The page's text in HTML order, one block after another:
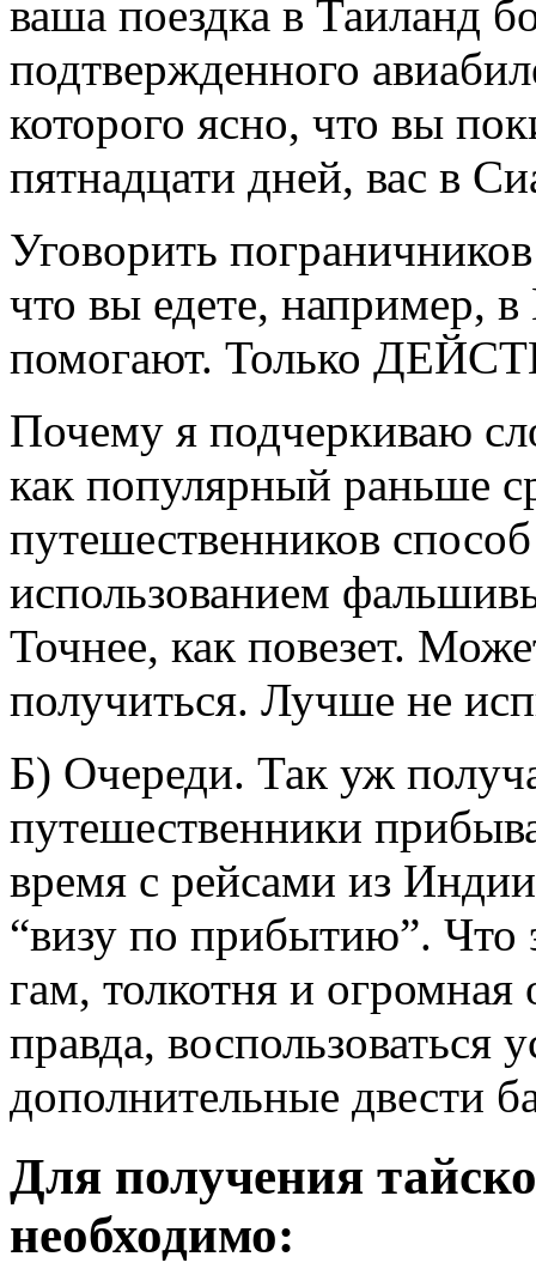
ваша поездка в Таиланд
подтвержденного
которого ясно, что вы
пятнадцати дней, вас в
Уговорить
что вы едете, например,
помогают. Только
Почему я подчеркиваю
как популярный раньше
путешественников
использованием
Точнее, как повезет.
получиться. Лучше не
Б) Очереди. Так уж
путешественники
время с рейсами из
“визу по прибытию”. Что
гам, толкотня и
правда, воспользоваться
дополнительные двести
Для получения
необходимо: